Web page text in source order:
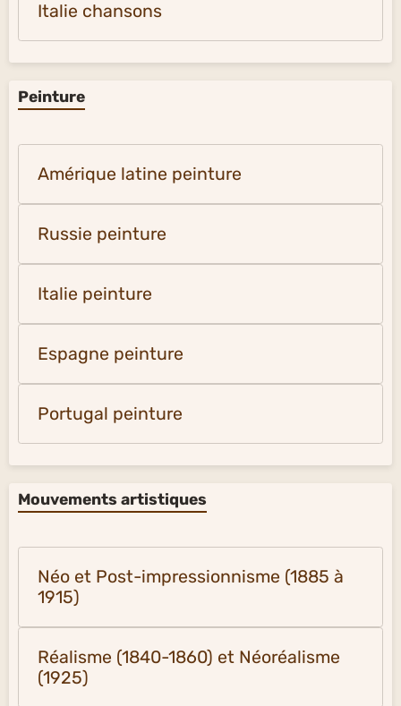
Italie chansons
Peinture
Amérique latine peinture
Russie peinture
Italie peinture
Espagne peinture
Portugal peinture
Mouvements artistiques
Néo et Post-impressionnisme (1885 à
1915)
Réalisme (1840-1860) et Néoréalisme
(1925)